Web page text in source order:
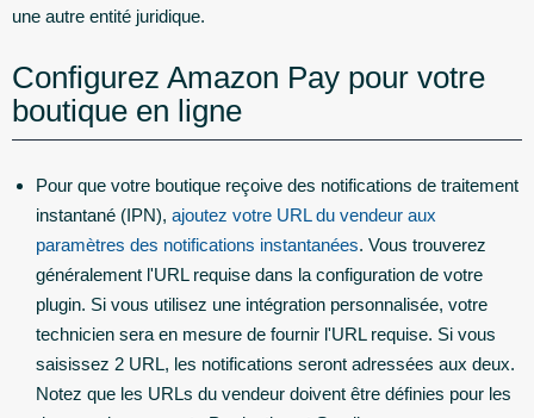
une autre entité juridique.
Configurez Amazon Pay pour votre
boutique en ligne
Pour que votre boutique reçoive des notifications de traitement
instantané (IPN), ajoutez votre URL du vendeur aux
paramètres des notifications instantanées. Vous trouverez
généralement l'URL requise dans la configuration de votre
plugin. Si vous utilisez une intégration personnalisée, votre
technicien sera en mesure de fournir l'URL requise. Si vous
saisissez 2 URL, les notifications seront adressées aux deux.
Notez que les URLs du vendeur doivent être définies pour les